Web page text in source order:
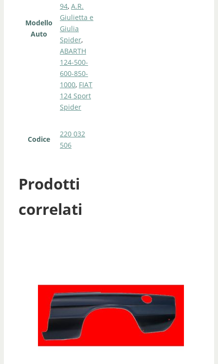
Modello
Auto
94, A.R.
Giulietta e
Giulia
Spider,
ABARTH
124-500-
600-850-
1000, FIAT
124 Sport
Spider
Codice
220 032
506
Prodotti
correlati